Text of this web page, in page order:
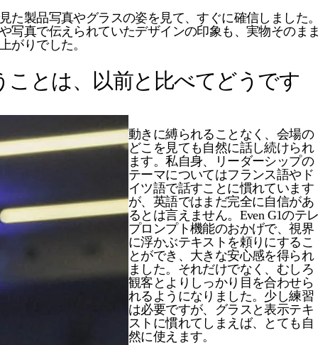
製品写真やグラスの姿を見て、すぐに確信しました。
写真で伝えられていたデザインの印象も、実物そのまま
がりでした。
ことは、以前と比べてどうです
動きに縛られることなく、会場の
どこを見ても自然に話し続けられ
ます。私自身、リーダーシップの
テーマについてはフランス語やド
イツ語で話すことに慣れています
が、英語ではまだ完全に自信があ
るとは言えません。Even G1のテレ
プロンプト機能のおかげで、視界
に浮かぶテキストを頼りにするこ
とができ、大きな安心感を得られ
ました。それだけでなく、むしろ
観客とよりしっかり目を合わせら
れるようになりました。少し練習
は必要ですが、グラスと表示テキ
ストに慣れてしまえば、とても自
然に使えます。